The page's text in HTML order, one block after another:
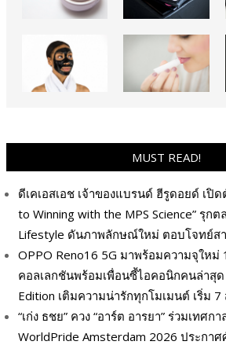
MUST READ!
ดีเคเอสเอช เจ้าของแบรนด์ ฮีรูดอยด์ เปิ
to Winning with the MPS Science” รุกต
Lifestyle ดันภาพลักษณ์ใหม่ ตอบโจทย์ส
OPPO Reno16 5G มาพร้อมความจุใหม่
คอลเลกชันพร้อมเพื่อนซี้ไอคอนิกคนล่าสุด
Edition เติมความน่ารักทุกโมเมนต์ เริ่ม 7
“เก่ง ธชย” ควง “อาร์ต อารยา” ร่วมเทศก
WorldPride Amsterdam 2026 ประกา